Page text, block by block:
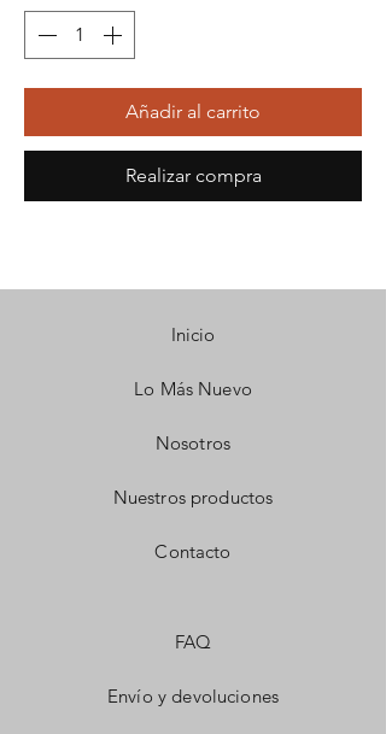
Añadir al carrito
Realizar compra
Inicio
Lo Más Nuevo
Nosotros
Nuestros productos
Contacto
FAQ
Envío y devoluciones